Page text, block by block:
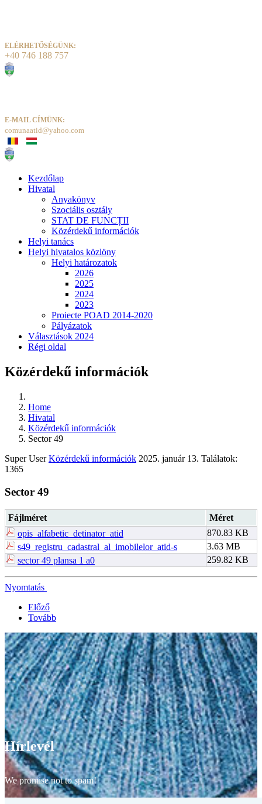
ELÉRHETŐSÉGÜNK:
+40 746 188 757
E-MAIL CÍMÜNK:
comunaatid@yahoo.com
Kezdőlap
Hivatal
Anyakönyv
Szociális osztály
STAT DE FUNCȚII
Közérdekű információk
Helyi tanács
Helyi hivatalos közlöny
Helyi határozatok
2026
2025
2024
2023
Proiecte POAD 2014-2020
Pályázatok
Választások 2024
Régi oldal
Közérdekű információk
Home
Hivatal
Közérdekű információk
Sector 49
Super User Közérdekű információk 2025. január 13. Találatok:
1365
Sector 49
Fájlméret
Méret
opis_alfabetic_detinator_atid
870.83 KB
s49_registru_cadastral_al_imobilelor_atid-s
3.63 MB
sector 49 plansa 1 a0
259.82 KB
Nyomtatás
Előző
Tovább
Hírlevél
We promise not to spam!